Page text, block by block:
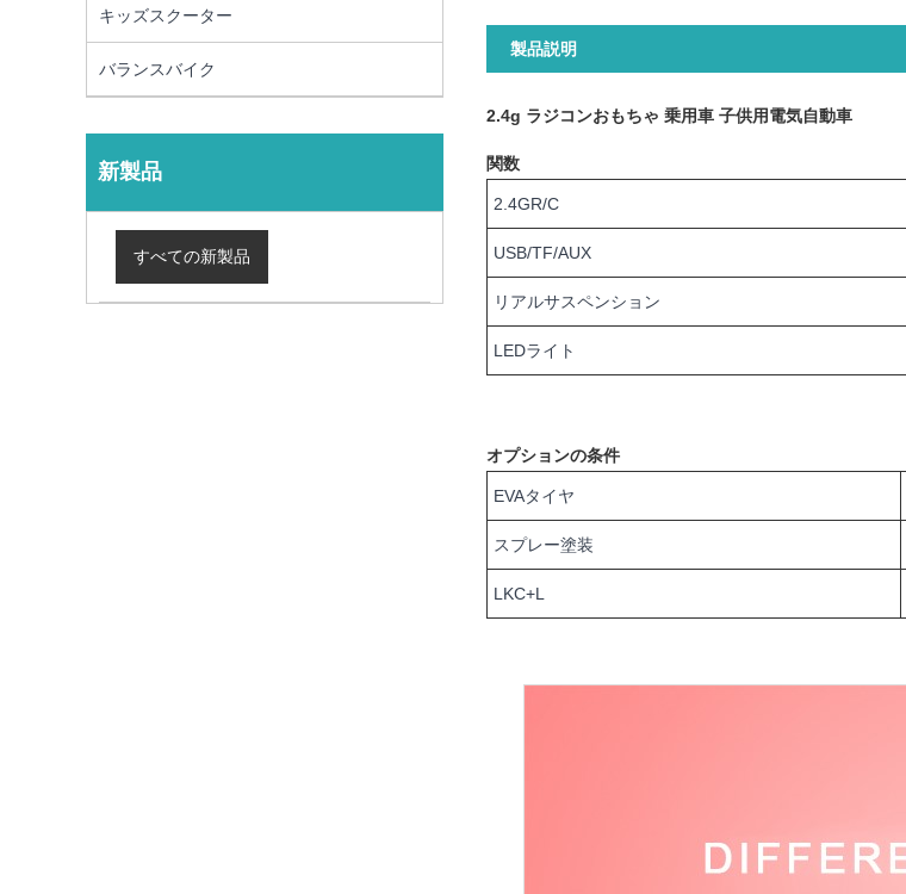
キッズスクーター
バランスバイク
新製品
すべての新製品
製品説明
2.4g ラジコンおもちゃ 乗用車 子供用電気自動車
関数
2.4GR/C
USB/TF/AUX
リアルサスペンション
LEDライト
オプションの条件
EVAタイヤ
スプレー塗装
LKC+L